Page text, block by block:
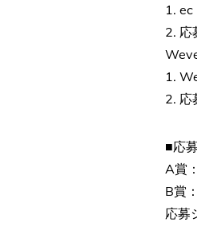
1.
2.
1.
2.
■応
A賞
B賞
応募